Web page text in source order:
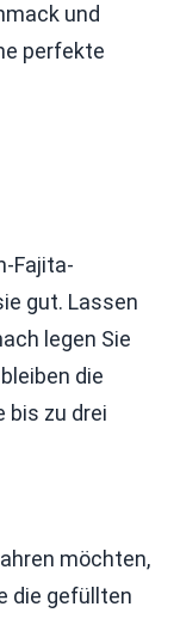
und
perfekte
Fajita-
gut. Lassen
legen Sie
die
bis zu drei
möchten,
die gefüllten